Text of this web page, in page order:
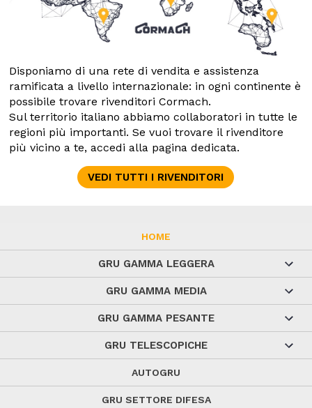
Disponiamo di una rete di vendita e assistenza
ramificata a livello internazionale: in ogni continente è
possibile trovare rivenditori Cormach.
Sul territorio italiano abbiamo collaboratori in tutte le
regioni più importanti. Se vuoi trovare il rivenditore
più vicino a te, accedi alla pagina dedicata.
VEDI TUTTI I RIVENDITORI
HOME
GRU GAMMA LEGGERA
GRU GAMMA MEDIA
GRU GAMMA PESANTE
GRU TELESCOPICHE
AUTOGRU
GRU SETTORE DIFESA